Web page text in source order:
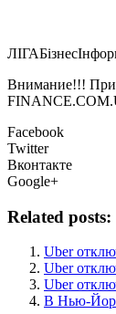
Внимание!!! При
Facebook
Twitter
Вконтакте
Google+
Related posts:
Uber
Uber
Uber
В Нью-